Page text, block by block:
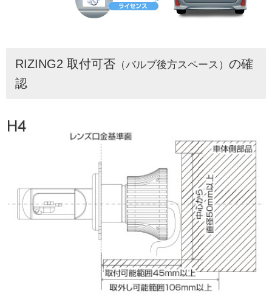
RIZING2 取付可否 （バルブ後方スペース） の確
認